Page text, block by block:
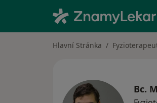
Hlavní Stránka
Bc.